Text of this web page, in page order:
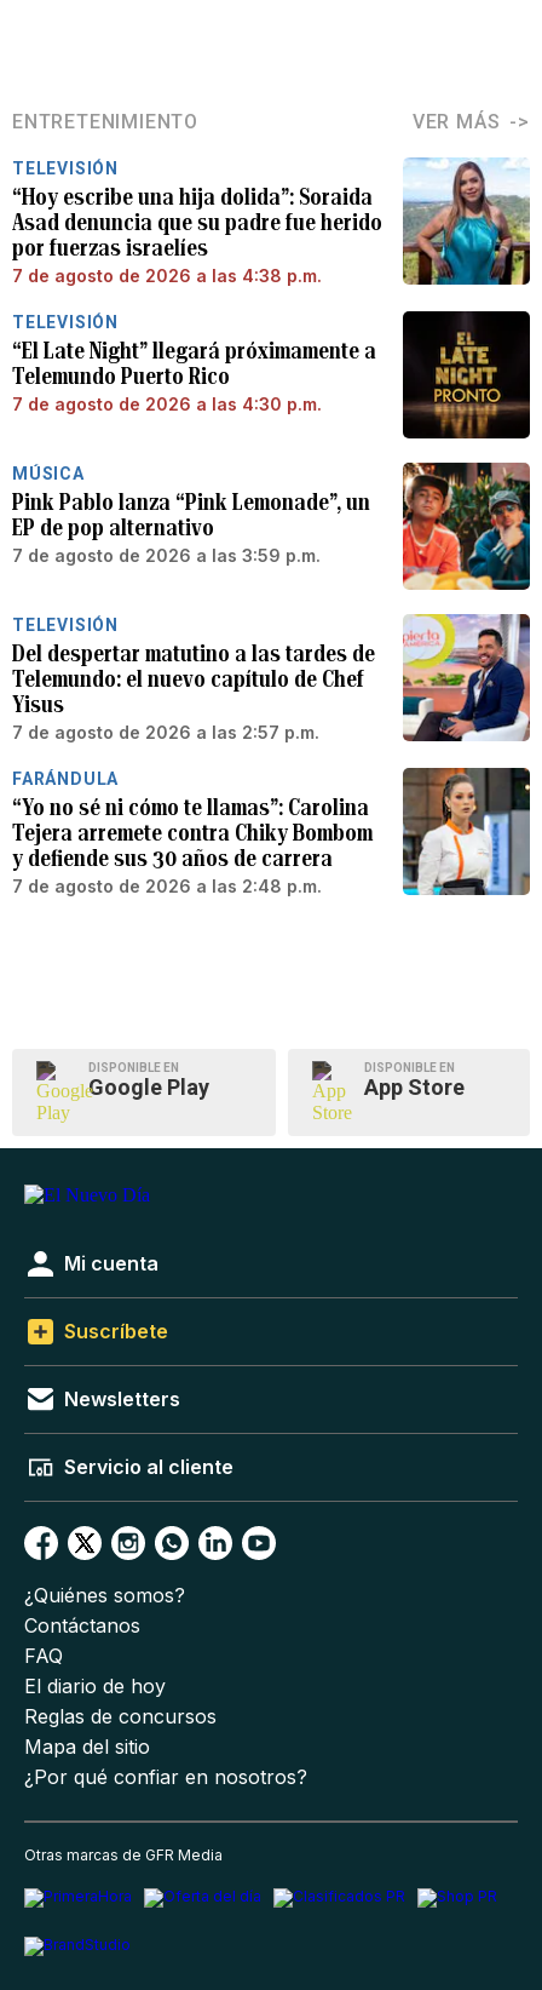
ENTRETENIMIENTO VER MÁS
TELEVISIÓN
“Hoy escribe una hija dolida”: Soraida
Asad denuncia que su padre fue herido
por fuerzas israelíes
7 de agosto de 2026 a las 4:38 p.m.
TELEVISIÓN
“El Late Night” llegará próximamente a
Telemundo Puerto Rico
7 de agosto de 2026 a las 4:30 p.m.
MÚSICA
Pink Pablo lanza “Pink Lemonade”, un
EP de pop alternativo
7 de agosto de 2026 a las 3:59 p.m.
TELEVISIÓN
Del despertar matutino a las tardes de
Telemundo: el nuevo capítulo de Chef
Yisus
7 de agosto de 2026 a las 2:57 p.m.
FARÁNDULA
“Yo no sé ni cómo te llamas”: Carolina
Tejera arremete contra Chiky Bombom
y defiende sus 30 años de carrera
7 de agosto de 2026 a las 2:48 p.m.
DISPONIBLE EN
Google Play
DISPONIBLE EN
App Store
Mi cuenta
Suscríbete
Newsletters
Servicio al cliente
¿Quiénes somos?
Contáctanos
FAQ
El diario de hoy
Reglas de concursos
Mapa del sitio
¿Por qué confiar en nosotros?
Otras marcas de GFR Media